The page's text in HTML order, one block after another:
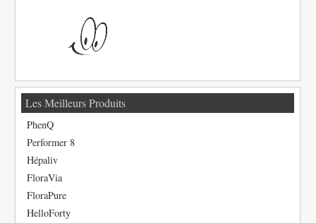
Les Meilleurs Produits
PhenQ
Performer 8
Hépaliv
FloraVia
FloraPure
HelloForty